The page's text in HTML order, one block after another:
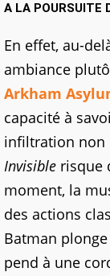
A LA POURSUITE
En effet, au-
ambiance
Arkham
capacité à
infiltration non
Invisible risque
moment, la
des actions
Batman
pend à une